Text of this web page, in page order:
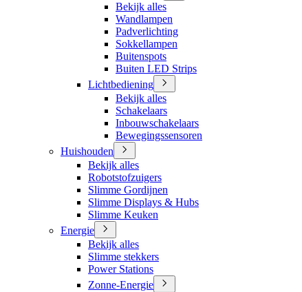
Bekijk alles
Wandlampen
Padverlichting
Sokkellampen
Buitenspots
Buiten LED Strips
Lichtbediening
Bekijk alles
Schakelaars
Inbouwschakelaars
Bewegingssensoren
Huishouden
Bekijk alles
Robotstofzuigers
Slimme Gordijnen
Slimme Displays & Hubs
Slimme Keuken
Energie
Bekijk alles
Slimme stekkers
Power Stations
Zonne-Energie